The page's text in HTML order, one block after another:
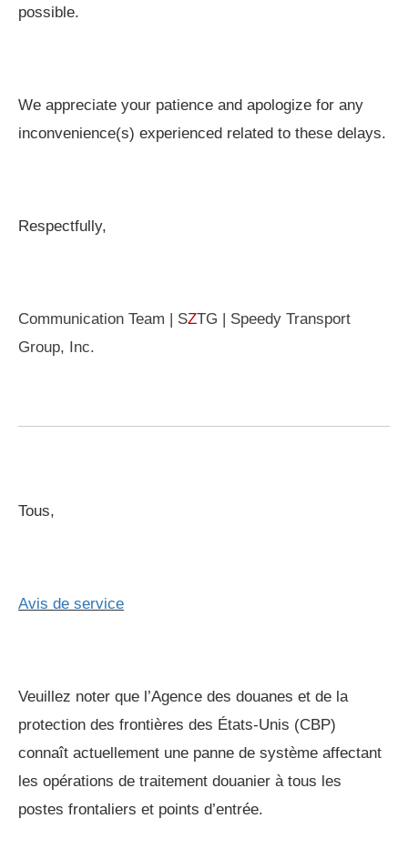
possible.
We appreciate your patience and apologize for any
inconvenience(s) experienced related to these delays.
Respectfully,
Communication Team | SZTG | Speedy Transport
Group, Inc.
Tous,
Avis de service
Veuillez noter que l’Agence des douanes et de la
protection des frontières des États-Unis (CBP)
connaît actuellement une panne de système affectant
les opérations de traitement douanier à tous les
postes frontaliers et points d’entrée.